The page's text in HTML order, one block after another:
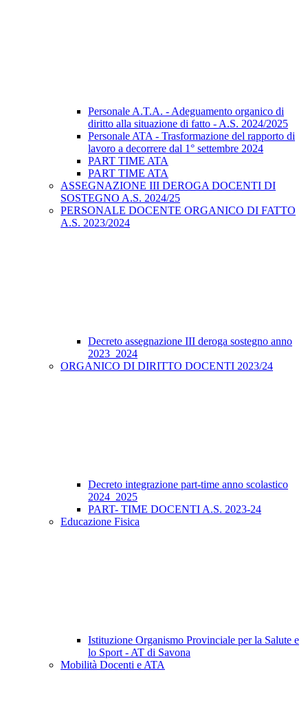
Personale A.T.A. - Adeguamento organico di
diritto alla situazione di fatto - A.S. 2024/2025
Personale ATA - Trasformazione del rapporto di
lavoro a decorrere dal 1° settembre 2024
PART TIME ATA
PART TIME ATA
ASSEGNAZIONE III DEROGA DOCENTI DI
SOSTEGNO A.S. 2024/25
PERSONALE DOCENTE ORGANICO DI FATTO
A.S. 2023/2024
Decreto assegnazione III deroga sostegno anno
2023_2024
ORGANICO DI DIRITTO DOCENTI 2023/24
Decreto integrazione part-time anno scolastico
2024_2025
PART- TIME DOCENTI A.S. 2023-24
Educazione Fisica
Istituzione Organismo Provinciale per la Salute e
lo Sport - AT di Savona
Mobilità Docenti e ATA